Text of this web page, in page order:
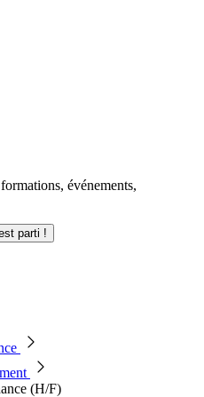
événements,
parti !
(H/F)